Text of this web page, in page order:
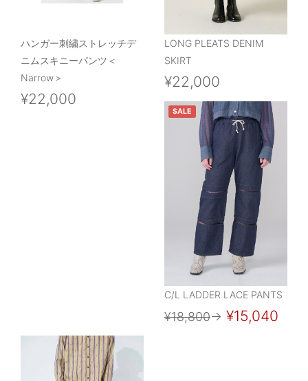
ハンガー刺繍ストレッチデ
ニムスキニーパンツ＜
Narrow＞
¥22,000
LONG PLEATS DENIM
SKIRT
¥22,000
SALE
C/L LADDER LACE PANTS
¥18,800→ ¥15,040